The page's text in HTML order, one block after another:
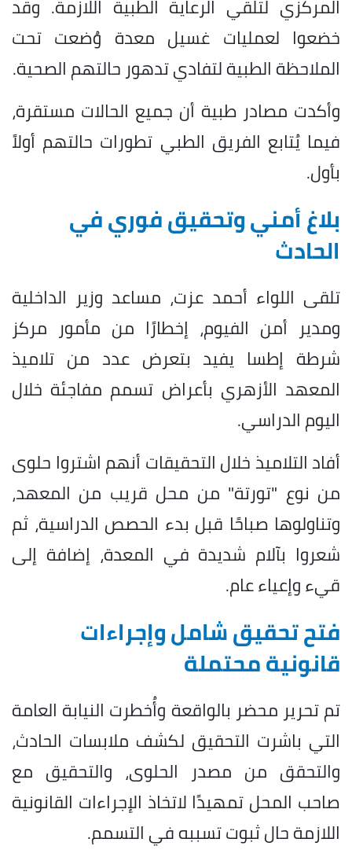
المركزي لتلقي الرعاية الطبية اللازمة. وقد
خضعوا لعمليات غسيل معدة وُضعت تحت
الملاحظة الطبية لتفادي تدهور حالتهم الصحية.
وأكدت مصادر طبية أن جميع الحالات مستقرة،
فيما يُتابع الفريق الطبي تطورات حالتهم أولاً
بأول.
بلاغ أمني وتحقيق فوري في
الحادث
تلقى اللواء أحمد عزت، مساعد وزير الداخلية
ومدير أمن الفيوم، إخطارًا من مأمور مركز
شرطة إطسا يفيد بتعرض عدد من تلاميذ
المعهد الأزهري بأعراض تسمم مفاجئة خلال
اليوم الدراسي.
أفاد التلاميذ خلال التحقيقات أنهم اشتروا حلوى
من نوع "تورتة" من محل قريب من المعهد،
وتناولوها صباحًا قبل بدء الحصص الدراسية، ثم
شعروا بآلام شديدة في المعدة، إضافة إلى
قيء وإعياء عام.
فتح تحقيق شامل وإجراءات
قانونية محتملة
تم تحرير محضر بالواقعة وأُخطرت النيابة العامة
التي باشرت التحقيق لكشف ملابسات الحادث،
والتحقق من مصدر الحلوى، والتحقيق مع
صاحب المحل تمهيدًا لاتخاذ الإجراءات القانونية
اللازمة حال ثبوت تسببه في التسمم.